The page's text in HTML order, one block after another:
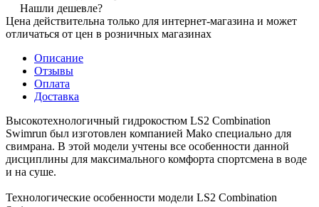
Нашли дешевле?
Цена действительна только для интернет-магазина и может
отличаться от цен в розничных магазинах
Описание
Отзывы
Оплата
Доставка
Высокотехнологичный гидрокостюм LS2 Combination
Swimrun был изготовлен компанией Mako специально для
свимрана. В этой модели учтены все особенности данной
дисциплины для максимального комфорта спортсмена в воде
и на суше.
Технологические особенности модели LS2 Combination